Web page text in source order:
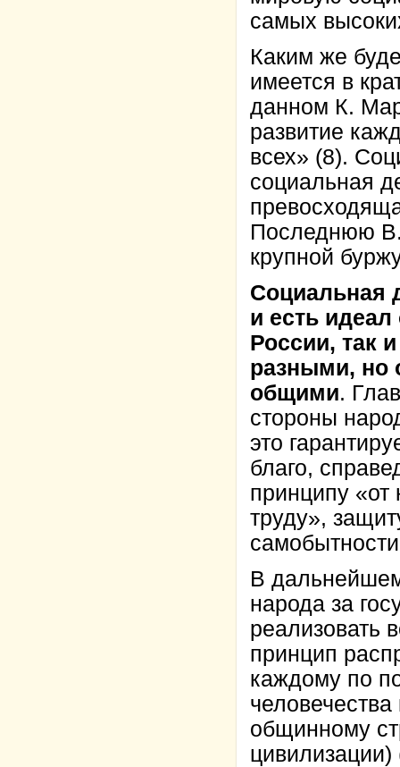
самых
Каким же
имеется в
данном К.
развитие
всех» (8).
социальная
Последнюю
крупной
Социальная
и есть
России, так
разными, но
общими.
стороны
это
благо,
принципу
труду»,
В
народа за
реализовать
принцип
каждому по
общинному
цивилизации)